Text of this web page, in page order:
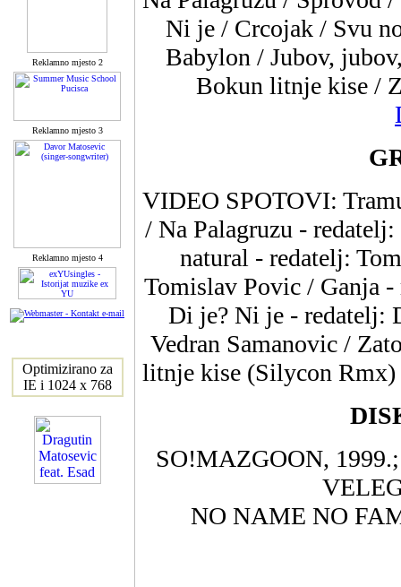
Reklamno mjesto 2
Reklamno mjesto 3
Reklamno mjesto 4
Optimizirano za
IE i 1024 x 768
Ni je / Crcojak / Svu
Babylon / Jubov,
Bokun litnje kise /
VIDEO SPOTOVI:
/ Na Palagruzu -
natural - redatelj:
Tomislav Povic / Ganja
Di je? Ni je - redatelj:
Vedran Samanovic /
litnje kise (Silycon Rmx)
SO!MAZGOON,
NO NAME NO